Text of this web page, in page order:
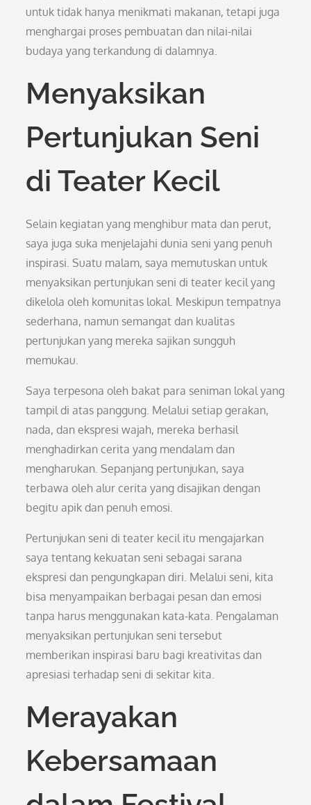
untuk tidak hanya menikmati makanan, tetapi juga
menghargai proses pembuatan dan nilai-nilai
budaya yang terkandung di dalamnya.
Menyaksikan
Pertunjukan Seni
di Teater Kecil
Selain kegiatan yang menghibur mata dan perut,
saya juga suka menjelajahi dunia seni yang penuh
inspirasi. Suatu malam, saya memutuskan untuk
menyaksikan pertunjukan seni di teater kecil yang
dikelola oleh komunitas lokal. Meskipun tempatnya
sederhana, namun semangat dan kualitas
pertunjukan yang mereka sajikan sungguh
memukau.
Saya terpesona oleh bakat para seniman lokal yang
tampil di atas panggung. Melalui setiap gerakan,
nada, dan ekspresi wajah, mereka berhasil
menghadirkan cerita yang mendalam dan
mengharukan. Sepanjang pertunjukan, saya
terbawa oleh alur cerita yang disajikan dengan
begitu apik dan penuh emosi.
Pertunjukan seni di teater kecil itu mengajarkan
saya tentang kekuatan seni sebagai sarana
ekspresi dan pengungkapan diri. Melalui seni, kita
bisa menyampaikan berbagai pesan dan emosi
tanpa harus menggunakan kata-kata. Pengalaman
menyaksikan pertunjukan seni tersebut
memberikan inspirasi baru bagi kreativitas dan
apresiasi terhadap seni di sekitar kita.
Merayakan
Kebersamaan